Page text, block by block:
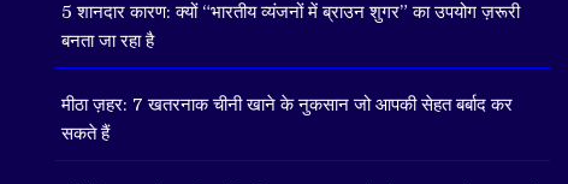
5 शानदार कारण: क्यों “भारतीय व्यंजनों में ब्राउन शुगर” का उपयोग ज़रूरी
बनता जा रहा है
मीठा ज़हर: 7 खतरनाक चीनी खाने के नुकसान जो आपकी सेहत बर्बाद कर
सकते हैं